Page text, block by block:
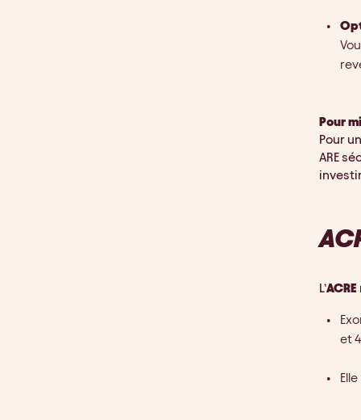
Pour
Pour
ARE
L’ACRE
et